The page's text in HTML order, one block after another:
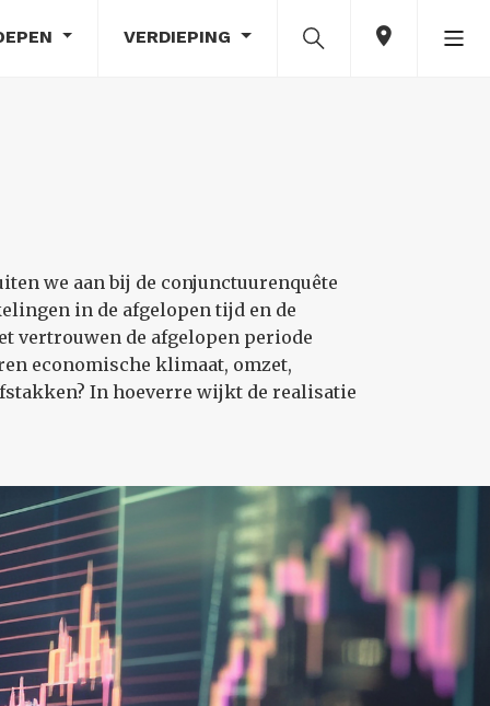
VERDIEPING
we aan bij de conjunctuurenquête
in de afgelopen tijd en de
vertrouwen de afgelopen periode
economische klimaat, omzet,
In hoeverre wijkt de realisatie